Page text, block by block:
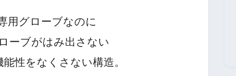
用グローブなのに
ーブがはみ出さない
性をなくさない構造。